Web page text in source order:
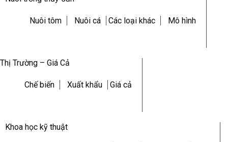
Nuôi tôm Nuôi cá Các loại khác Mô hình
Thị Trường – Giá Cả
Chế biến Xuất khẩu Giá cả
Khoa học kỹ thuật